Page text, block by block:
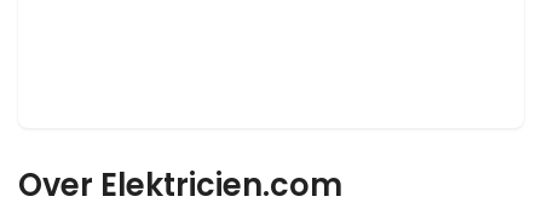
Over Elektricien.com